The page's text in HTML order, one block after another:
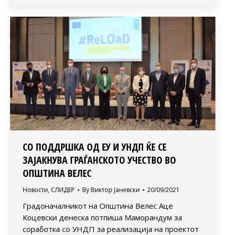
СО ПОДДРШКА ОД ЕУ И УНДП ЌЕ СЕ
ЗАЈАКНУВА ГРАЃАНСКОТО УЧЕСТВО ВО
ОПШТИНА ВЕЛЕС
Новости, СЛИДЕР By Виктор Јаневски 20/09/2021
Градоначалникот на Општина Велес Аце
Коцевски денеска потпиша Маморандум за
соработка со УНДП за реализација на проектот